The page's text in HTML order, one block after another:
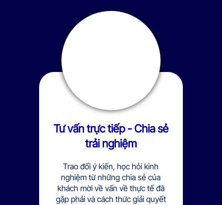
Trao đổi ý kiến, học hỏi kinh
nghiệm từ những chia sẻ của
khách mời về vấn về thực tế đã
gặp phải và cách thức giải quyết
Tư vấn trực tiếp - Chia sẻ
trải nghiệm